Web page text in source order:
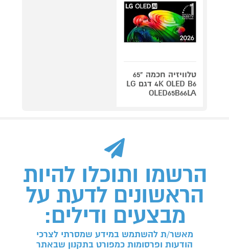
טלוויזיה חכמה "65
4K OLED B6 דגם LG
OLED65B66LA
הרשמו ותוכלו להיות
הראשונים לדעת על
מבצעים ודילים:
מאשר/ת להשתמש במידע שמסרתי לצרכי
הודעות ופרסומות כמפורט בתקנון שבאתר